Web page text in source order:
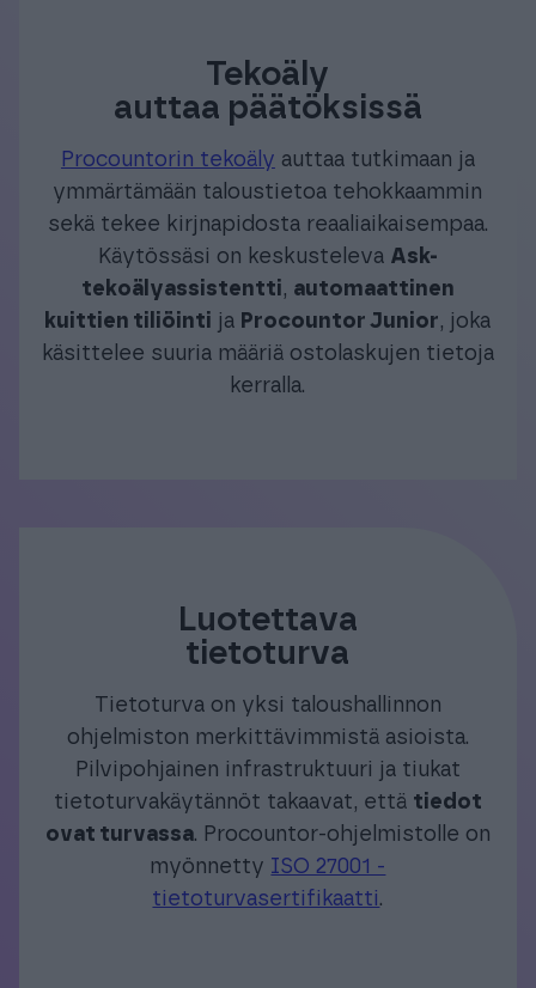
Tekoäly
auttaa päätöksissä
Procountorin tekoäly auttaa tutkimaan ja
ymmärtämään taloustietoa tehokkaammin
sekä tekee kirjnapidosta reaaliaikaisempaa.
Käytössäsi on keskusteleva Ask-
tekoälyassistentti, automaattinen
kuittien tiliöinti ja Procountor Junior, joka
käsittelee suuria määriä ostolaskujen tietoja
kerralla.
Luotettava
tietoturva
Tietoturva on yksi taloushallinnon
ohjelmiston merkittävimmistä asioista.
Pilvipohjainen infrastruktuuri ja tiukat
tietoturvakäytännöt takaavat, että tiedot
ovat turvassa. Procountor-ohjelmistolle on
myönnetty ISO 27001 -
tietoturvasertifikaatti.